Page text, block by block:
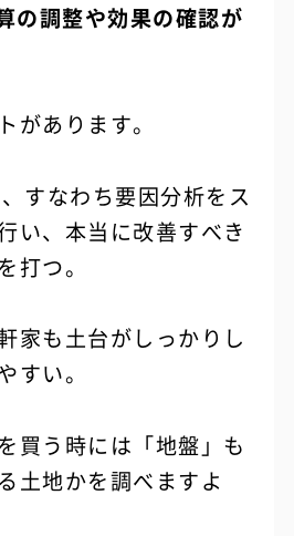
の調整や効果の確認が
があります。
すなわち要因分析をス
い、本当に改善すべき
打つ。
家も土台がしっかりし
すい。
買う時には「地盤」も
土地かを調べますよ